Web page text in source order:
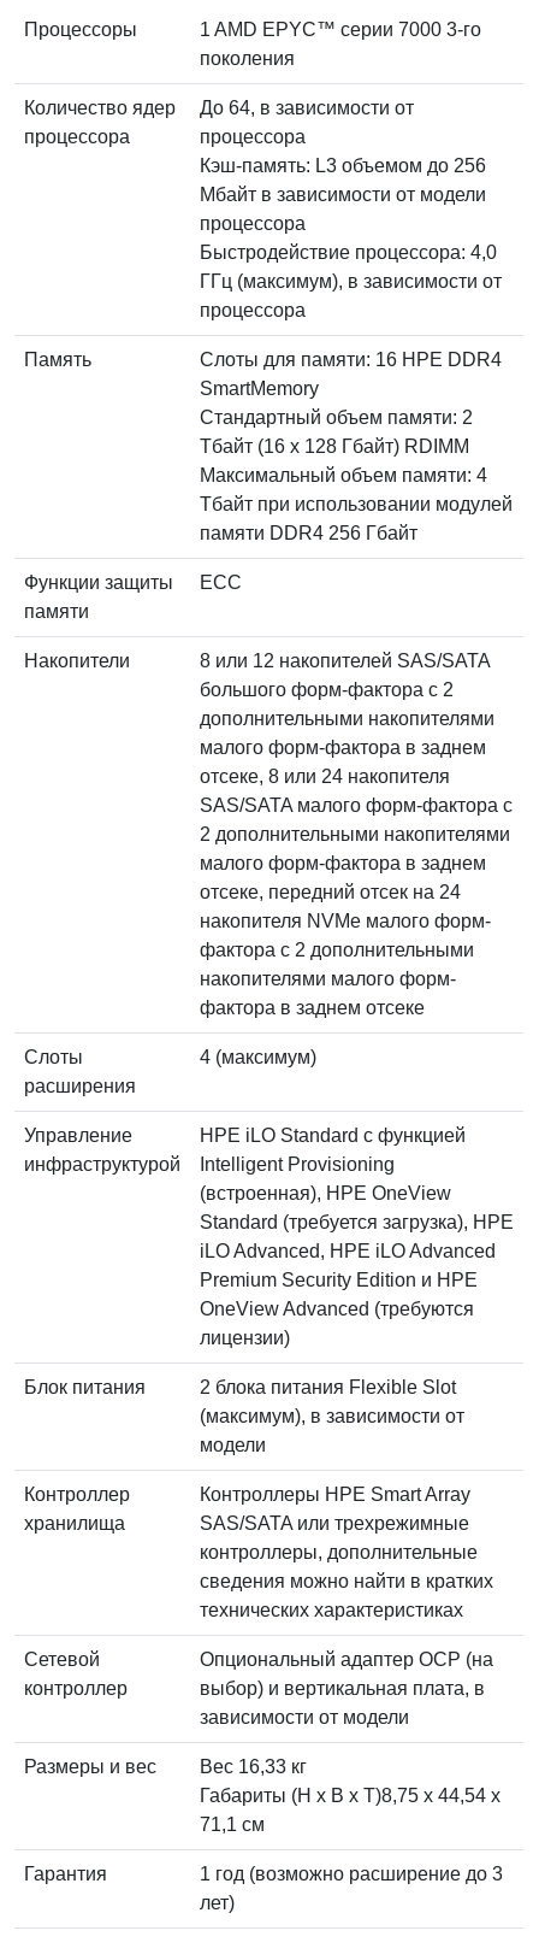
Процессоры
1 AMD EPYC™ серии 7000 3-го
поколения
Количество ядер
процессора
До 64, в зависимости от
процессора
Кэш-память: L3 объемом до 256
Мбайт в зависимости от модели
процессора
Быстродействие процессора: 4,0
ГГц (максимум), в зависимости от
процессора
Память
Слоты для памяти: 16 HPE DDR4
SmartMemory
Стандартный объем памяти: 2
Тбайт (16 x 128 Гбайт) RDIMM
Максимальный объем памяти: 4
Тбайт при использовании модулей
памяти DDR4 256 Гбайт
Функции защиты
памяти
ECC
Накопители
8 или 12 накопителей SAS/SATA
большого форм-фактора с 2
дополнительными накопителями
малого форм-фактора в заднем
отсеке, 8 или 24 накопителя
SAS/SATA малого форм-фактора с
2 дополнительными накопителями
малого форм-фактора в заднем
отсеке, передний отсек на 24
накопителя NVMe малого форм-
фактора с 2 дополнительными
накопителями малого форм-
фактора в заднем отсеке
Слоты
расширения
4 (максимум)
Управление
инфраструктурой
HPE iLO Standard с функцией
Intelligent Provisioning
(встроенная), HPE OneView
Standard (требуется загрузка), HPE
iLO Advanced, HPE iLO Advanced
Premium Security Edition и HPE
OneView Advanced (требуются
лицензии)
Блок питания
2 блока питания Flexible Slot
(максимум), в зависимости от
модели
Контроллер
хранилища
Контроллеры HPE Smart Array
SAS/SATA или трехрежимные
контроллеры, дополнительные
сведения можно найти в кратких
технических характеристиках
Сетевой
контроллер
Опциональный адаптер OCP (на
выбор) и вертикальная плата, в
зависимости от модели
Размеры и вес
Вес 16,33 кг
Габариты (H x B x T)8,75 x 44,54 x
71,1 см
Гарантия
1 год (возможно расширение до 3
лет)